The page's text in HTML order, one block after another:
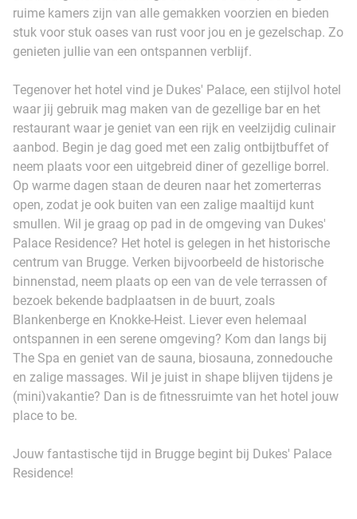
ruime kamers zijn van alle gemakken voorzien en bieden
stuk voor stuk oases van rust voor jou en je gezelschap. Zo
genieten jullie van een ontspannen verblijf.
Tegenover het hotel vind je Dukes' Palace, een stijlvol hotel
waar jij gebruik mag maken van de gezellige bar en het
restaurant waar je geniet van een rijk en veelzijdig culinair
aanbod. Begin je dag goed met een zalig ontbijtbuffet of
neem plaats voor een uitgebreid diner of gezellige borrel.
Op warme dagen staan de deuren naar het zomerterras
open, zodat je ook buiten van een zalige maaltijd kunt
smullen. Wil je graag op pad in de omgeving van Dukes'
Palace Residence? Het hotel is gelegen in het historische
centrum van Brugge. Verken bijvoorbeeld de historische
binnenstad, neem plaats op een van de vele terrassen of
bezoek bekende badplaatsen in de buurt, zoals
Blankenberge en Knokke-Heist. Liever even helemaal
ontspannen in een serene omgeving? Kom dan langs bij
The Spa en geniet van de sauna, biosauna, zonnedouche
en zalige massages. Wil je juist in shape blijven tijdens je
(mini)vakantie? Dan is de fitnessruimte van het hotel jouw
place to be.
Jouw fantastische tijd in Brugge begint bij Dukes' Palace
Residence!